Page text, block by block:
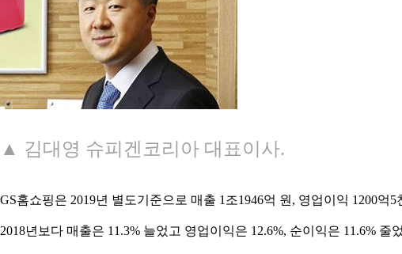
▲ 김대영 슈피겐코리아 대표이사.
GS홈쇼핑은 2019년 별도기준으로 매출 1조1946억 원, 영업이익 1200억
2018년보다 매출은 11.3% 늘었고 영업이익은 12.6%, 순이익은 11.6% 줄